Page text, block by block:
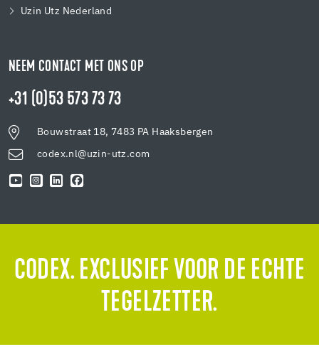
Uzin Utz Nederland
NEEM CONTACT MET ONS OP
+31 (0)53 573 73 73
Bouwstraat 18, 7483 PA Haaksbergen
codex.nl@uzin-utz.com
CODEX. EXCLUSIEF VOOR DE ECHTE
TEGELZETTER.